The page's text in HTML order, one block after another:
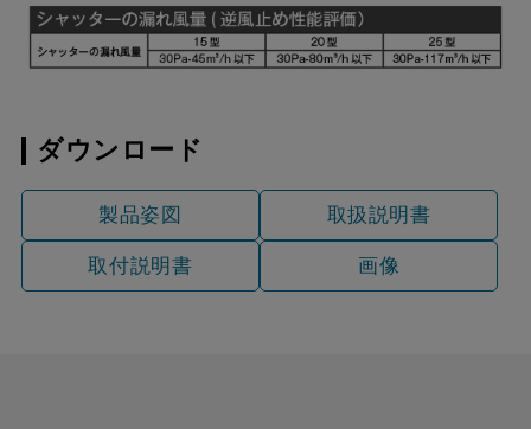
ダウンロード
製品姿図 取扱説明書
取付説明書 画像